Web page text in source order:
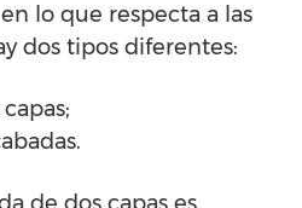
lo que respecta a las
dos tipos diferentes: